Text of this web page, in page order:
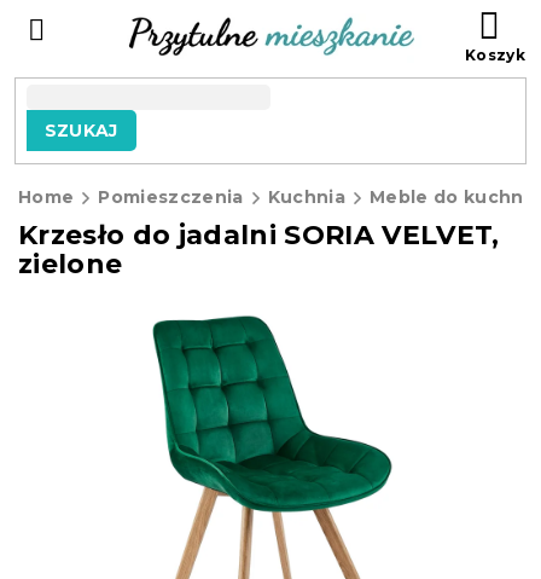
SZUKAJ
Home Pomieszczenia Kuchnia Meble do kuchni
Krzesło do jadalni SORIA VELVET,
zielone